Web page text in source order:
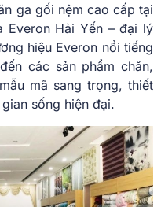
ga gối nệm cao cấp tại
Hải Yến – đại lý
hiệu Everon nổi tiếng
các sản phẩm chăn,
mã sang trọng, thiết
sống hiện đại.